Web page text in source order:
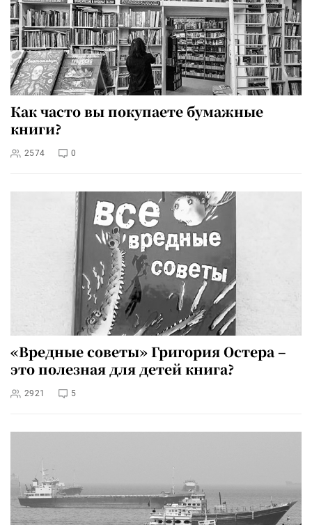
Как часто вы покупаете бумажные
книги?
2574 0
«Вредные советы» Григория Остера –
это полезная для детей книга?
2921 5